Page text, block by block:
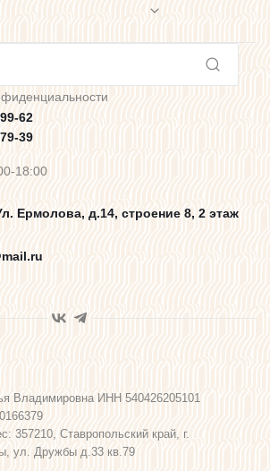
о цветопередаче
соглашение
62
39
18:00
Ермолова, д.14, строение 8, 2 этаж
Владимировна ИНН 540426205101
357210, Ставропольский край, г.
ул. Дружбы д.33 кв.79